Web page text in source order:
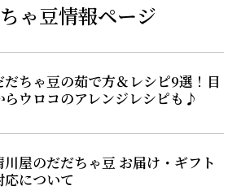
ゃ豆情報ページ
だちゃ豆の茹で方＆レシピ9選！目
らウロコのアレンジレシピも♪
川屋のだだちゃ豆 お届け・ギフト
応について